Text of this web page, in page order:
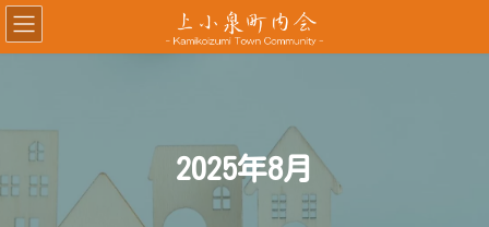
コ
ン
テ
ッ
ナ
ビ
ゲ
移
2025年8月